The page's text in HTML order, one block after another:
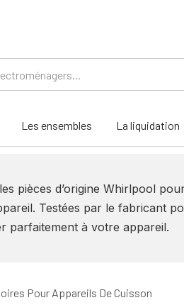
Les ensembles La liquidation
pièces d’origine Whirlpool
Testées par le fabricant
parfaitement à votre appareil.
Pour Appareils De Cuisson